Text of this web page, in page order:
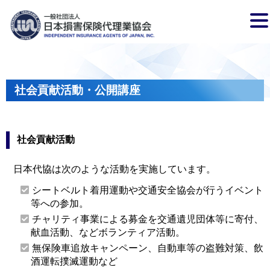
社会貢献活動・公開講座
社会貢献活動
日本代協は次のような活動を実施しています。
シートベルト着用運動や交通安全協会が行うイベント
等への参加。
チャリティ事業による募金を交通遺児団体等に寄付、
献血活動、などボランティア活動。
無保険車追放キャンペーン、自動車等の盗難対策、飲
酒運転撲滅運動など